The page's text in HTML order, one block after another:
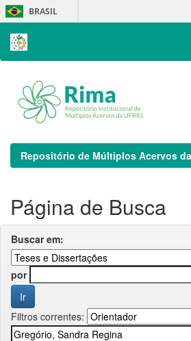
Skip
navigation
BRASIL
Repositório de Múltiplos Acervos
Página de Busca
Buscar em:
por
Filtros correntes: